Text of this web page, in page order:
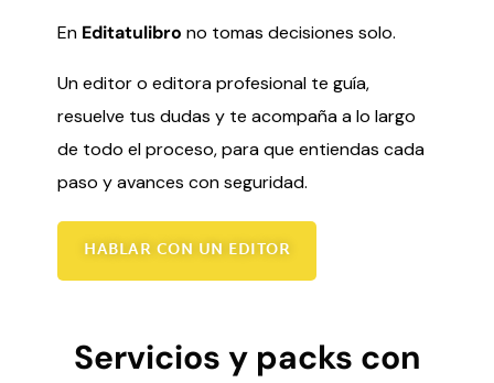
En Editatulibro no tomas decisiones solo.
Un editor o editora profesional te guía,
resuelve tus dudas y te acompaña a lo largo
de todo el proceso, para que entiendas cada
paso y avances con seguridad.
HABLAR CON UN EDITOR
Servicios y packs con